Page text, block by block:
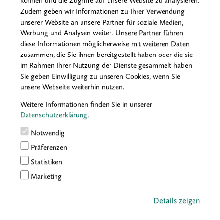
Zudem geben wir Informationen zu Ihrer Verwendung
unserer Website an unsere Partner für soziale Medien,
Werbung und Analysen weiter. Unsere Partner führen
diese Informationen möglicherweise mit weiteren Daten
zusammen, die Sie ihnen bereitgestellt haben oder die sie
im Rahmen Ihrer Nutzung der Dienste gesammelt haben.
Sie geben Einwilligung zu unseren Cookies, wenn Sie
unsere Webseite weiterhin nutzen.
Weitere Informationen finden Sie in unserer
Datenschutzerklärung.
Notwendig
Präferenzen
Statistiken
Marketing
Details zeigen
wieder existenziell bedeutende Werke, die zeitweise gesehen und
manchmal wieder vergessen werden. Das Archiv für
Künstlernachlässe der Stiftung Kunstfonds bewahrt diese
künstlerischen Lebenswerke, wesentliche Positionen der
Gegenwartskunst, und erhält wichtige Zeugnisse unseres
kulturellen Erbes“, erläuterte Bogomir Ecker, Vorstand der
Stiftung Kunstfonds, anlässlich der Eröffnung des Künstler-
Nachlass-Archivs dessen Ziele (www.kunstfonds.de). Allerdings
sind die Depotflächen des Pulheimer Archivs wie überall in
Deutschland endlich. Derzeit bewahrt es lediglich 34 Nachlässe.
Auch diese Institutionen und Vereine können also nicht
auffangen, was Museen und öffentliche Sammlungen nicht mehr
zu leisten imstande sind, weil sie mit Schenkungen und
Nachlässen längst an ihre personellen, räumlichen und
finanziellen Grenzen stoßen. Nachzulesen ist das in dem
Tagungsband „Was bleibt – Konzepte für den Umgang mit
Künstlernachlässen“, der vom Künstlerbund Baden-Württemberg
Wolfgang Ullrich, Museumsdirektoren wie Pia Müller-Tamm und